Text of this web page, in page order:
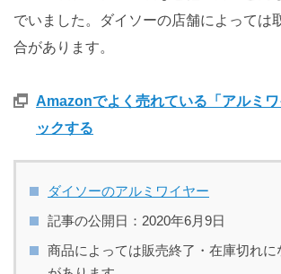
でいました。ダイソーの店舗によっては
合があります。
Amazonでよく売れている「アルミ
ックする
ダイソーのアルミワイヤー
記事の公開日：2020年6月9日
商品によっては販売終了・在庫切れに